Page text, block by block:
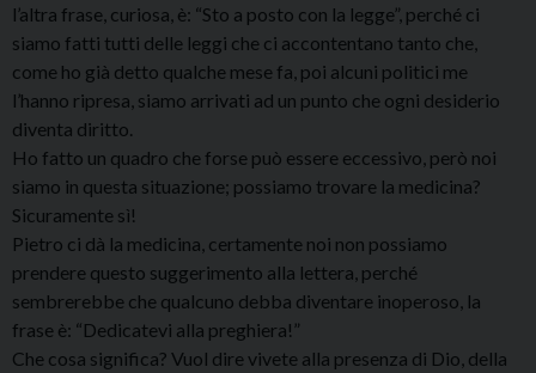
l’altra frase, curiosa, è: “Sto a posto con la legge”, perché ci
siamo fatti tutti delle leggi che ci accontentano tanto che,
come ho già detto qualche mese fa, poi alcuni politici me
l’hanno ripresa, siamo arrivati ad un punto che ogni desiderio
diventa diritto.
Ho fatto un quadro che forse può essere eccessivo, però noi
siamo in questa situazione; possiamo trovare la medicina?
Sicuramente sì!
Pietro ci dà la medicina, certamente noi non possiamo
prendere questo suggerimento alla lettera, perché
sembrerebbe che qualcuno debba diventare inoperoso, la
frase è: “Dedicatevi alla preghiera!”
Che cosa significa? Vuol dire vivete alla presenza di Dio, della